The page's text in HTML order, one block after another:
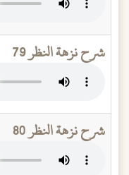
شرح نزهة النظر 79
شرح نزهة النظر 80